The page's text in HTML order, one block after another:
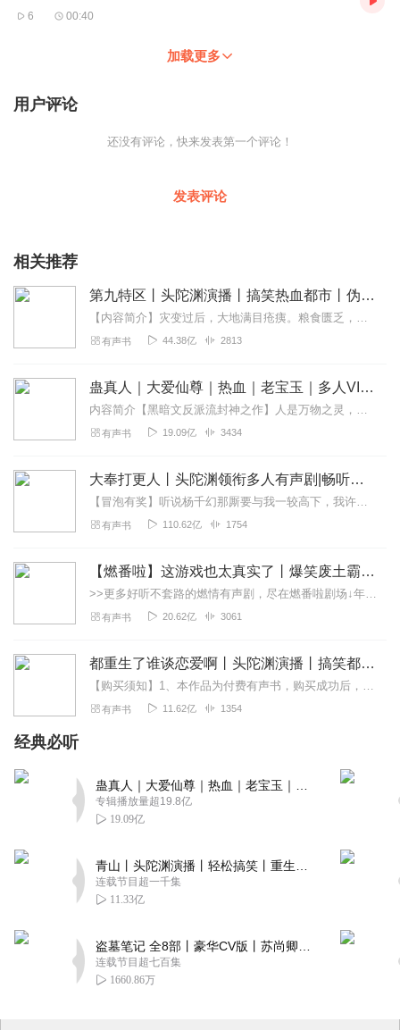
6 00:40
加载更多
用户评论
还没有评论，快来发表第一个评论！
发表评论
相关推荐
第九特区丨头陀渊演播丨搞笑热血都市丨伪戒丨VIP免费多人有声剧
【内容简介】灾变过后，大地满目疮痍。粮食匮乏，资源紧俏，局势混乱……一位从待规划区杀出来的青年，背对着漫天黄沙，孤身来到九区谋生，却不曾想偶然结识三五好友，一念...
有声书 44.38亿 2813
蛊真人｜大爱仙尊｜热血｜老宝玉｜多人VIP免费有声剧
内容简介【黑暗文反派流封神之作】人是万物之灵，蛊是天地真精。一个穿越者不断重生的故事。一个养蛊、炼蛊、用蛊的奇特世界。配音组（男角色）老宝玉旁白...
有声书 19.09亿 3434
大奉打更人丨头陀渊领衔多人有声剧|畅听全集|王鹤棣、田曦薇主演影视剧原著|卖报小郎君
【冒泡有奖】听说杨千幻那厮要与我一较高下，我许七安要开始装叉了！快进入声音播放页戳下方输入框，冒个泡偷偷告诉我，我要用哪些诗词才能胜过他？说得好的，有赏！202...
有声书 110.62亿 1754
【燃番啦】这游戏也太真实了丨爆笑废土霸榜神作丨紫襟剧社制作
>>更多好听不套路的燃情有声剧，尽在燃番啦剧场↓年度重磅推荐本专辑为VIP免费专辑每天上午10点5集更新，订阅可以听到最新内容哦！每周抽一个专辑五星优质评论送...
有声书 20.62亿 3061
都重生了谁谈恋爱啊丨头陀渊演播丨搞笑都市丨穿越重生丨VIP免费 | 精品 | 多人有声剧
【购买须知】1、本作品为付费有声书，购买成功后，即可收听。2、版权归原作者所有，严禁翻录成任何形式，严禁在任何第三方平台传播，违者将追究其法律责任。3、如在充值...
有声书 11.62亿 1354
经典必听
专辑播放量超19.8亿
19.09亿
连载节目超一千集
11.33亿
连载节目超七百集
1660.86万